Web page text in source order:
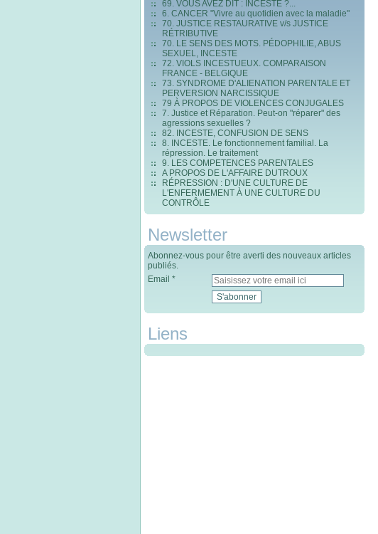
69. VOUS AVEZ DIT : INCESTE ?...
6. CANCER "Vivre au quotidien avec la maladie"
70. JUSTICE RESTAURATIVE v/s JUSTICE
RÉTRIBUTIVE
70. LE SENS DES MOTS. PÉDOPHILIE, ABUS
SEXUEL, INCESTE
72. VIOLS INCESTUEUX. COMPARAISON
FRANCE - BELGIQUE
73. SYNDROME D'ALIENATION PARENTALE ET
PERVERSION NARCISSIQUE
79 À PROPOS DE VIOLENCES CONJUGALES
7. Justice et Réparation. Peut-on "réparer" des
agressions sexuelles ?
82. INCESTE, CONFUSION DE SENS
8. INCESTE. Le fonctionnement familial. La
répression. Le traitement
9. LES COMPETENCES PARENTALES
A PROPOS DE L'AFFAIRE DUTROUX
RÉPRESSION : D'UNE CULTURE DE
L'ENFERMEMENT À UNE CULTURE DU
CONTRÔLE
Newsletter
Abonnez-vous pour être averti des nouveaux articles
publiés.
Email
Liens